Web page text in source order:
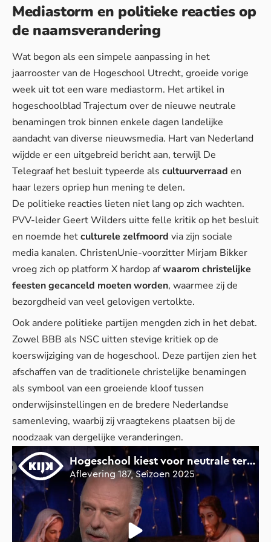
Mediastorm en politieke reacties op
de naamsverandering
Wat begon als een simpele aanpassing in het
jaarrooster van de Hogeschool Utrecht, groeide vorige
week uit tot een ware mediastorm. Het artikel in
hogeschoolblad Trajectum over de nieuwe neutrale
benamingen trok binnen enkele dagen landelijke
aandacht van diverse nieuwsmedia. Hart van Nederland
wijdde er een uitgebreid bericht aan, terwijl De
Telegraaf het besluit typeerde als cultuurverraad en
haar lezers opriep hun mening te delen.
De politieke reacties lieten niet lang op zich wachten.
PVV-leider Geert Wilders uitte felle kritik op het besluit
en noemde hetculturele zelfmoord via zijn sociale
media kanalen. ChristenUnie-voorzitter Mirjam Bikker
vroeg zich op platform X hardop afwaarom christelijke
feesten gecanceld moeten worden, waarmee zij de
bezorgdheid van veel gelovigen vertolkte.
Ook andere politieke partijen mengden zich in het debat.
Zowel BBB als NSC uitten stevige kritiek op de
koerswijziging van de hogeschool. Deze partijen zien het
afschaffen van de traditionele christelijke benamingen
als symbool van een groeiende kloof tussen
onderwijsinstellingen en de bredere Nederlandse
samenleving, waarbij zij vraagtekens plaatsen bij de
noodzaak van dergelijke veranderingen.